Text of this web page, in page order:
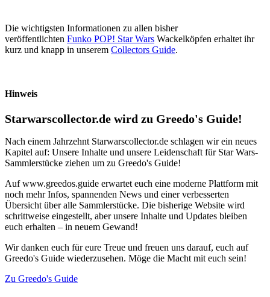
Die wichtigsten Informationen zu allen bisher
veröffentlichten Funko POP! Star Wars Wackelköpfen erhaltet ihr
kurz und knapp in unserem Collectors Guide.
Hinweis
Starwarscollector.de wird zu Greedo's Guide!
Nach einem Jahrzehnt Starwarscollector.de schlagen wir ein neues
Kapitel auf: Unsere Inhalte und unsere Leidenschaft für Star Wars-
Sammlerstücke ziehen um zu Greedo's Guide!
Auf www.greedos.guide erwartet euch eine moderne Plattform mit
noch mehr Infos, spannenden News und einer verbesserten
Übersicht über alle Sammlerstücke. Die bisherige Website wird
schrittweise eingestellt, aber unsere Inhalte und Updates bleiben
euch erhalten – in neuem Gewand!
Wir danken euch für eure Treue und freuen uns darauf, euch auf
Greedo's Guide wiederzusehen. Möge die Macht mit euch sein!
Zu Greedo's Guide